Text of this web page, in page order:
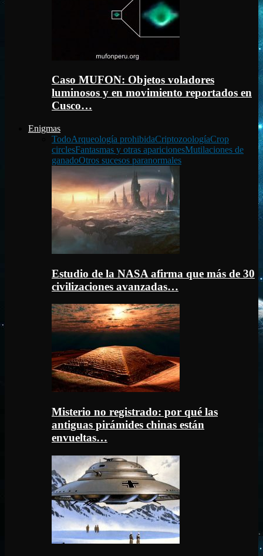
Caso MUFON: Objetos voladores
luminosos y en movimiento reportados en
Cusco…
Enigmas
TodoArqueología prohibidaCriptozoologíaCrop
circlesFantasmas y otras aparicionesMutilaciones de
ganadoOtros sucesos paranormales
Estudio de la NASA afirma que más de 30
civilizaciones avanzadas…
Misterio no registrado: por qué las
antiguas pirámides chinas están
envueltas…